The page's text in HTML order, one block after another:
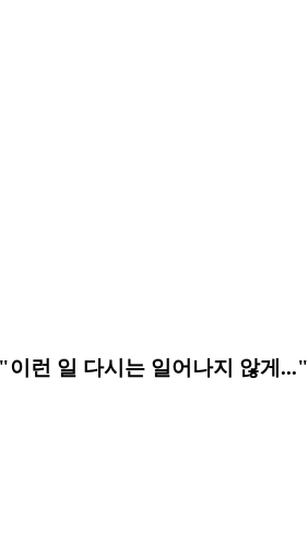
런 일 다시는 일어나지 않게..."